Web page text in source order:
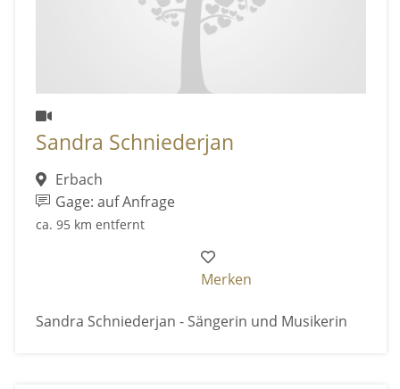
Sandra Schniederjan
Erbach
Gage: auf Anfrage
ca. 95 km entfernt
Merken
Sandra Schniederjan - Sängerin und Musikerin